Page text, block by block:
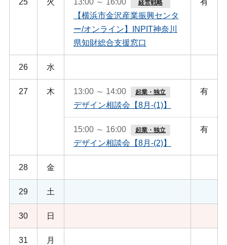
経営戦略
【横浜市金沢産業振興センタ
ー/オンライン】INPIT神奈川
県知財総合支援窓口
26 水
27 木 13:00 ～ 14:00 起業・独立
デザイン相談会【8月-(1)】
有
15:00 ～ 16:00 起業・独立
デザイン相談会【8月-(2)】
有
28 金
29 土
30 日
31 月